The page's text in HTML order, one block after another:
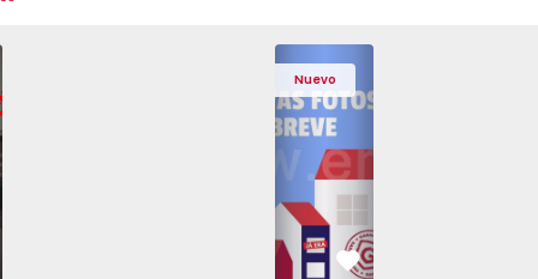
Pedrouços - 1575536 - 7
T3 Maia, Pedrouços - 1575536 - 9
Apartamento T3 Maia, Pedrouços - 1575536 - 8
Apartamento T3 Maia, Pedrouços - 1575536 - 12
Apartamento T3 Maia, Pedrouços -
Apartamento T3 Maia,
Apartamento
Nuevo
Apartamento T3 Porto,
Favorito